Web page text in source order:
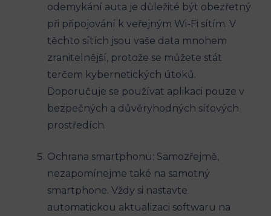
odemykání auta je důležité být obezřetný
při připojování k veřejným Wi-Fi sítím. V
těchto sítích jsou vaše data mnohem
zranitelnější, protože se můžete stát
terčem kybernetických útoků.
Doporučuje se používat aplikaci pouze v
bezpečných a důvěryhodných síťových
prostředích.
Ochrana smartphonu: Samozřejmě,
nezapomínejme také na samotný
smartphone. Vždy si nastavte
automatickou aktualizaci softwaru na